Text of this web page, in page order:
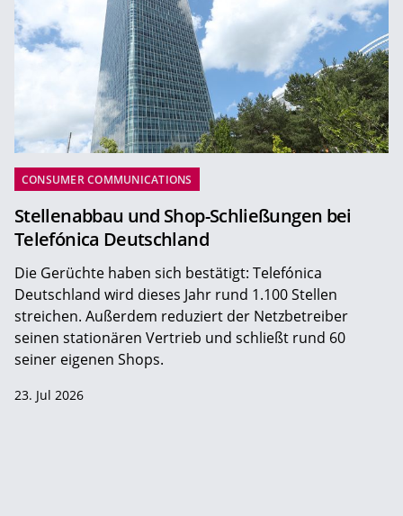
CONSUMER COMMUNICATIONS
Stellenabbau und Shop-Schließungen bei
Telefónica Deutschland
Die Gerüchte haben sich bestätigt: Telefónica
Deutschland wird dieses Jahr rund 1.100 Stellen
streichen. Außerdem reduziert der Netzbetreiber
seinen stationären Vertrieb und schließt rund 60
seiner eigenen Shops.
23. Jul 2026